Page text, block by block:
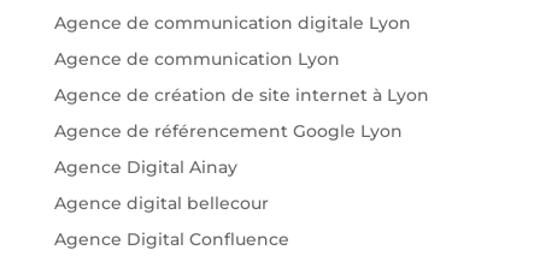
Agence de communication digitale Lyon
Agence de communication Lyon
Agence de création de site internet à Lyon
Agence de référencement Google Lyon
Agence Digital Ainay
Agence digital bellecour
Agence Digital Confluence